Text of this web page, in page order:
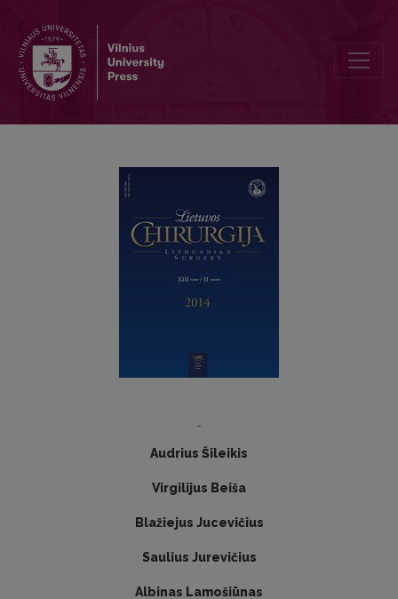
-
Audrius Šileikis
Virgilijus Beiša
Blažiejus Jucevičius
Saulius Jurevičius
Albinas Lamošiūnas